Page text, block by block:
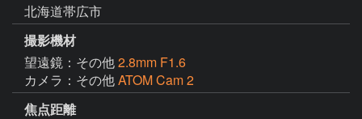
北海道帯広市
撮影機材
望遠鏡：その他2.8mm F1.6
カメラ：その他ATOM Cam 2
焦点距離